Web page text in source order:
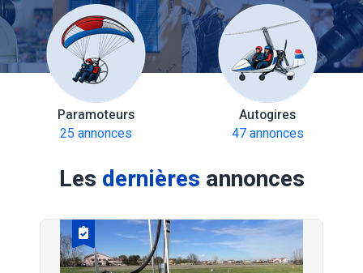
Paramoteurs
25 annonces
Autogires
47 annonces
Les dernières annonces